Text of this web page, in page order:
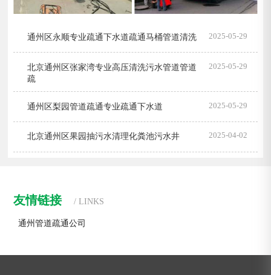
通州区永顺专业疏通下水道疏通马桶管道清洗 2025-05-29
北京通州区张家湾专业高压清洗污水管道管道
疏
2025-05-29
通州区梨园管道疏通专业疏通下水道 2025-05-29
北京通州区果园抽污水清理化粪池污水井 2025-04-02
友情链接 / LINKS
通州管道疏通公司